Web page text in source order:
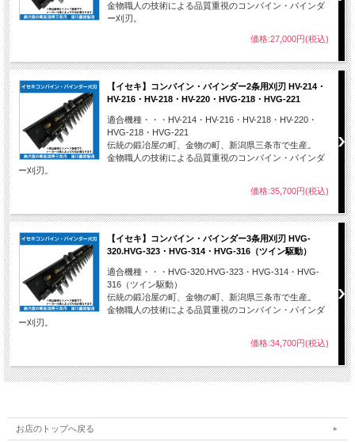
金物職人の技術による品質重視のコンバイン・バインダ
ー刈刃。
価格:27,000円(税込)
【イセキ】コンバイン・バインダー2条用刈刃 HV-214・
HV-216・HV-218・HV-220・HVG-218・HVG-221
適合機種・・・HV-214・HV-216・HV-218・HV-220・
HVG-218・HVG-221
伝統の鍛冶屋の町、金物の町、新潟県三条市で生産。
金物職人の技術による品質重視のコンバイン・バインダ
ー刈刃。
価格:35,700円(税込)
【イセキ】コンバイン・バインダー3条用刈刃 HVG-
320.HVG-323・HVG-314・HVG-316（ツイン駆動）
適合機種・・・HVG-320.HVG-323・HVG-314・HVG-
316（ツイン駆動）
伝統の鍛冶屋の町、金物の町、新潟県三条市で生産。
金物職人の技術による品質重視のコンバイン・バインダ
ー刈刃。
価格:34,700円(税込)
お店のトップへ戻る